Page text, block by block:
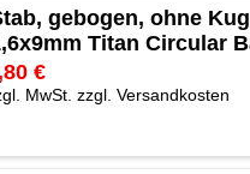
gebogen, ohne
Titan Circular
€
MwSt. zzgl. Versandkosten